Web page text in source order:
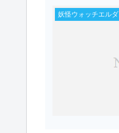
妖怪ウォッチエルダ